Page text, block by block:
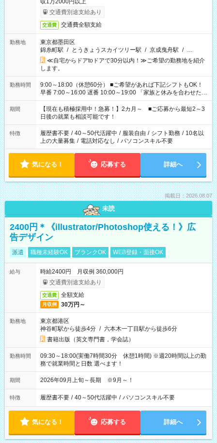
収1万2000円以上
交通費別途支給あり
交通費 交通費全額支給
勤務地
東京都墨田区
錦糸町駅 / とうきょうスカイツリー駅 / 京成曳舟駅 / …
≪自宅からドアtoドアで30分以内！≫ご希望の勤務地を紹介
します。
勤務時間
9:00～18:00（休憩60分） ■ご希望があれば下記シフトもOK！
早番 7:00～16:00 遅番 10:00～19:00 「家族と休みを合わせた
い」 「余裕を持って夕飯の準備がしたい」 「できれば残業はし
たくない」 など、ご希望を教えてくださいね。 ※Wワーク希望
の方へ 今ご覧のお仕事で希望する勤務時間と、もう1つのお仕事
の勤務時間。 合計で週40時間を超える場合は応募できません。
期間
【現在も積極採用中！急募！】2カ月～ ■ご応募から最短2～3
日後の就業も相談可能です！
特徴 履歴書不要 / 40～50代活躍中 / 服装自由 / シフト勤務 / 10名以
上の大量募集 / 電話対応なし / パソコンスキル不要
気になる！ 応募する 詳細へ
掲載日：2026.08.07
未読
2400円＊《illustrator/Photoshop使える！》広
告デザイン
派遣 職種未経験OK ブランクOK WEB登録・面接OK
給与
時給2400円 月収例 360,000円
交通費別途支給あり
交通費 全額支給
月収例 30万円～
勤務地
東京都港区
神谷町駅から徒歩4分 / 六本木一丁目駅から徒歩6分
書籍出版（英文専門書，学会誌）
勤務時間
09:30～18:00(実働7時間30分 休憩1時間) ※週20時間以上の勤
務で就業時間と日数 選べます！
期間 2026年09月上旬～長期 ※9月～！
特徴 履歴書不要 / 40～50代活躍中 / パソコンスキル不要
気になる！ 応募する 詳細へ